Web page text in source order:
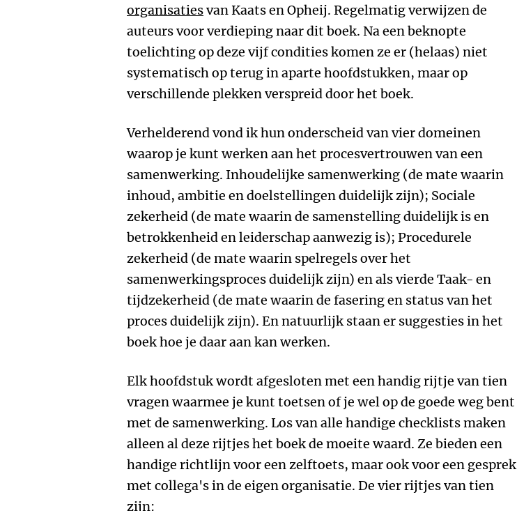
organisatiesvan Kaats en Opheij. Regelmatig verwijzen de
auteurs voor verdieping naar dit boek. Na een beknopte
toelichting op deze vijf condities komen ze er (helaas) niet
systematisch op terug in aparte hoofdstukken, maar op
verschillende plekken verspreid door het boek.
Verhelderend vond ik hun onderscheid van vier domeinen
waarop je kunt werken aan het procesvertrouwen van een
samenwerking. Inhoudelijke samenwerking (de mate waarin
inhoud, ambitie en doelstellingen duidelijk zijn); Sociale
zekerheid (de mate waarin de samenstelling duidelijk is en
betrokkenheid en leiderschap aanwezig is); Procedurele
zekerheid (de mate waarin spelregels over het
samenwerkingsproces duidelijk zijn) en als vierde Taak- en
tijdzekerheid (de mate waarin de fasering en status van het
proces duidelijk zijn). En natuurlijk staan er suggesties in het
boek hoe je daar aan kan werken.
Elk hoofdstuk wordt afgesloten met een handig rijtje van tien
vragen waarmee je kunt toetsen of je wel op de goede weg bent
met de samenwerking. Los van alle handige checklists maken
alleen al deze rijtjes het boek de moeite waard. Ze bieden een
handige richtlijn voor een zelftoets, maar ook voor een gesprek
met collega's in de eigen organisatie. De vier rijtjes van tien
zijn: